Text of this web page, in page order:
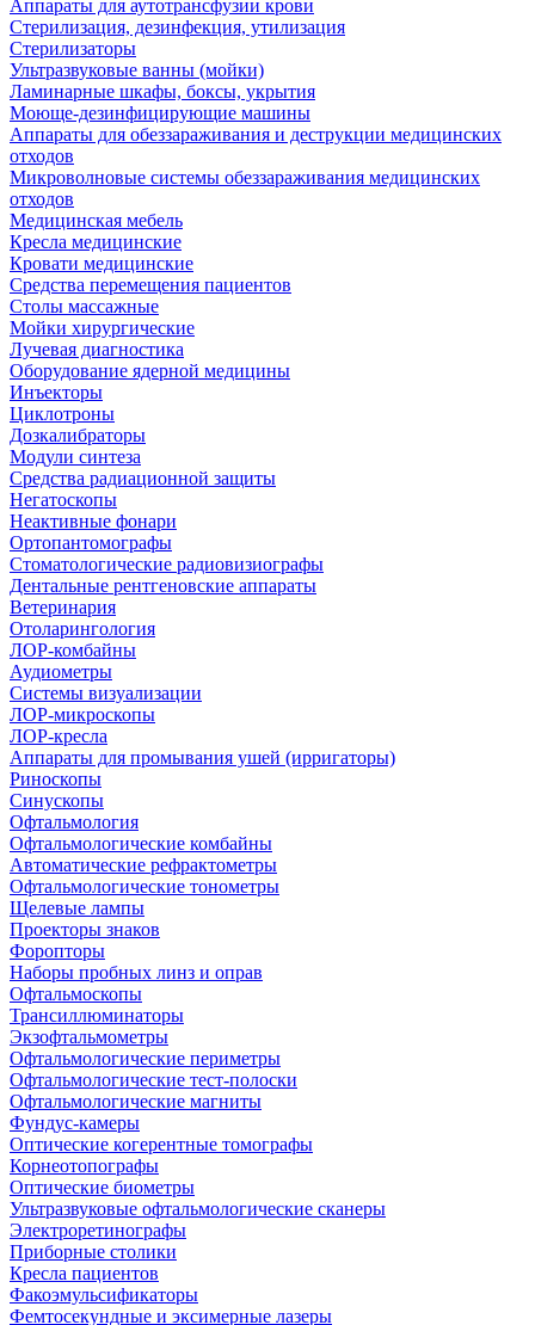
Аппараты для аутотрансфузии крови
Стерилизация, дезинфекция, утилизация
Стерилизаторы
Ультразвуковые ванны (мойки)
Ламинарные шкафы, боксы, укрытия
Моюще-дезинфицирующие машины
Аппараты для обеззараживания и деструкции медицинских
отходов
Микроволновые системы обеззараживания медицинских
отходов
Медицинская мебель
Кресла медицинские
Кровати медицинские
Средства перемещения пациентов
Столы массажные
Мойки хирургические
Лучевая диагностика
Оборудование ядерной медицины
Инъекторы
Циклотроны
Дозкалибраторы
Модули синтеза
Средства радиационной защиты
Негатоскопы
Неактивные фонари
Ортопантомографы
Стоматологические радиовизиографы
Дентальные рентгеновские аппараты
Ветеринария
Отоларингология
ЛОР-комбайны
Аудиометры
Системы визуализации
ЛОР-микроскопы
ЛОР-кресла
Аппараты для промывания ушей (ирригаторы)
Риноскопы
Синускопы
Офтальмология
Офтальмологические комбайны
Автоматические рефрактометры
Офтальмологические тонометры
Щелевые лампы
Проекторы знаков
Форопторы
Наборы пробных линз и оправ
Офтальмоскопы
Трансиллюминаторы
Экзофтальмометры
Офтальмологические периметры
Офтальмологические тест-полоски
Офтальмологические магниты
Фундус-камеры
Оптические когерентные томографы
Корнеотопографы
Оптические биометры
Ультразвуковые офтальмологические сканеры
Электроретинографы
Приборные столики
Кресла пациентов
Факоэмульсификаторы
Фемтосекундные и эксимерные лазеры